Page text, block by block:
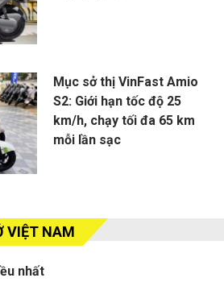
Mục sở thị VinFast Amio
S2: Giới hạn tốc độ 25
km/h, chạy tối đa 65 km
mỗi lần sạc
VIỆT NAM
nhất